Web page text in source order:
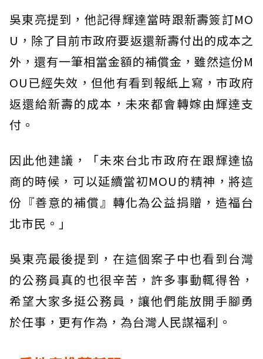
吳東亮提到，他記得輝達當時跟新壽簽訂MO
U，除了目前市政府要返還新壽付出的成本之
外，還有一筆相當金額的補償金，雖然這份M
OU已經失效，但他有看到報紙上寫，市政府
返還給新壽的成本，未來都會轉嫁由輝達支
付。
因此他建議，「未來台北市政府在跟輝達協
商的時候，可以延續當初MOU的精神，將這
份『善意的補償』轉化為公益捐贈，造福台
北市民。」
吳東亮最後提到，在這個案子中也看到台灣
的公務員真的也很辛苦，許多事動輒得咎，
希望大家多挺公務員，讓他們能放開手腳勇
於任事，更有作為，為台灣人民謀福利。